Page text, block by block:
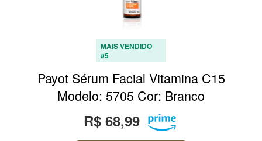
MAIS VENDIDO
#5
Payot Sérum Facial Vitamina C15
Modelo: 5705 Cor: Branco
R$ 68,99